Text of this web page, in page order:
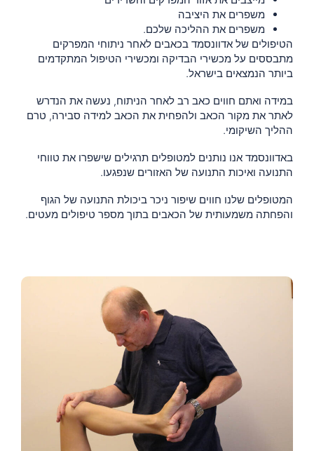
משפרים את היציבה
משפרים את ההליכה שלכם.
הטיפולים של אדוונסמד בכאבים לאחר ניתוחי המפרקים
מתבססים על מכשירי הבדיקה ומכשירי הטיפול המתקדמים
ביותר הנמצאים בישראל.
במידה ואתם חווים כאב רב לאחר הניתוח, נעשה את הנדרש
לאתר את מקור הכאב ולהפחית את הכאב למידה סבירה, טרם
ההליך השיקומי.
באדוונסמד אנו נותנים למטופלים תרגילים שישפרו את טווחי
התנועה ואיכות התנועה של האזורים שנפגעו.
המטופלים שלנו חווים שיפור ניכר ביכולת התנועה של הגוף
והפחתה משמעותית של הכאבים בתוך מספר טיפולים מעטים.